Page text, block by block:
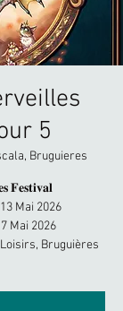
5
Bruguieres
𝐅𝐞𝐬𝐭𝐢𝐯𝐚𝐥
Mai 2026
Mai 2026
Bruguières